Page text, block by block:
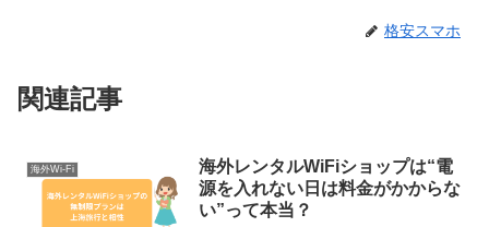
格安スマホ
関連記事
海外Wi-Fi
海外レンタルWiFiショップは“電
源を入れない日は料金がかからな
い”って本当？